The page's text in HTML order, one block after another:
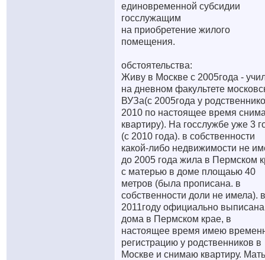
единовременной субсидии
госслужащим
на приобретение жилого
помещения.
обстоятельства:
Живу в Москве с 2005года -
на дневном факультете
ВУЗа(с 2005года у
2010 по настоящее время
квартиру). На госслужбе уже 3
(с 2010 года). в собственности
какой-либо недвижимости не
до 2005 года жила в Пермском
с матерью в доме площаью 40
метров (была прописана. в
собственности доли не имела). в
2011году официально выписана
дома в Пермском крае, в
настоящее время имею
регистрацию у родственников в
Москве и снимаю квартиру. Мать